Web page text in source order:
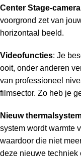
Center Stage-camera
voorgrond zet van
horizontaal beeld.
Videofuncties: Je
ooit, onder anderen
van professioneel
film­sector. Zo heb je
Nieuw
system wordt warmte
waardoor die niet
deze nieuwe techniek